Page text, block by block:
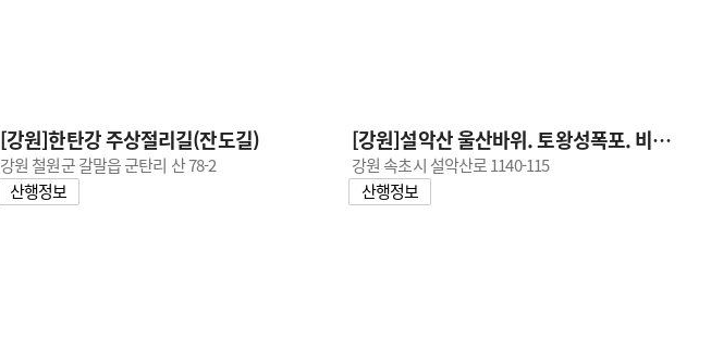
[강원]한탄강 주상절리길(잔도길)
강원 철원군 갈말읍 군탄리 산 78-2
산행정보
[강원]설악산 울산바위. 토왕성폭포. 비룡폭포. 권금성.
강원 속초시 설악산로 1140-115
산행정보